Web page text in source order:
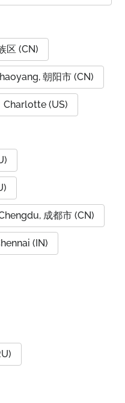
区 (CN)
朝阳市 (CN)
Charlotte (US)
成都市 (CN)
(IN)